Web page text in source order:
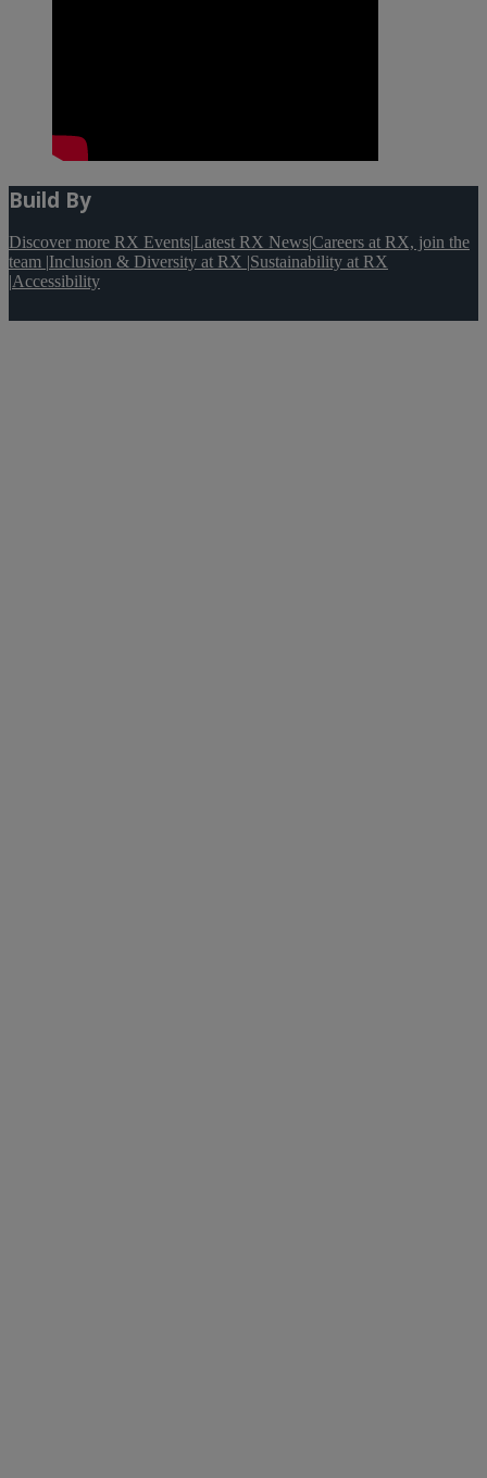
Build By
Discover more RX Events|Latest RX News|Careers at RX, join the
team |Inclusion & Diversity at RX |Sustainability at RX
|Accessibility